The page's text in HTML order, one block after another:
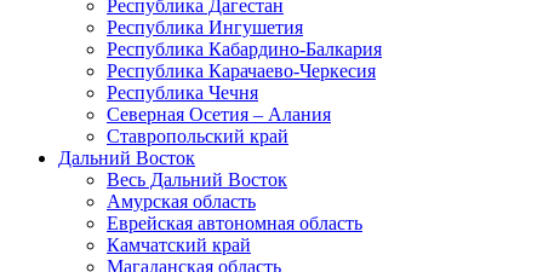
Республика Дагестан
Республика Ингушетия
Республика Кабардино-Балкария
Республика Карачаево-Черкесия
Республика Чечня
Северная Осетия – Алания
Ставропольский край
Дальний Восток
Весь Дальний Восток
Амурская область
Еврейская автономная область
Камчатский край
Магаданская область